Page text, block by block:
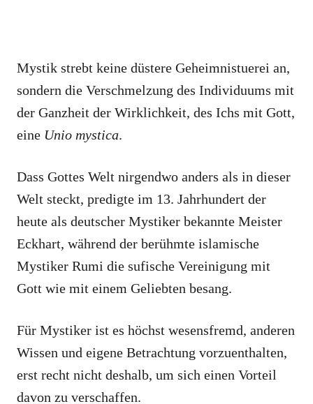
Mystik strebt keine düstere Geheimnistuerei an,
sondern die Verschmelzung des Individuums mit
der Ganzheit der Wirklichkeit, des Ichs mit Gott,
eine Unio mystica.
Dass Gottes Welt nirgendwo anders als in dieser
Welt steckt, predigte im 13. Jahrhundert der
heute als deutscher Mystiker bekannte Meister
Eckhart, während der berühmte islamische
Mystiker Rumi die sufische Vereinigung mit
Gott wie mit einem Geliebten besang.
Für Mystiker ist es höchst wesensfremd, anderen
Wissen und eigene Betrachtung vorzuenthalten,
erst recht nicht deshalb, um sich einen Vorteil
davon zu verschaffen.